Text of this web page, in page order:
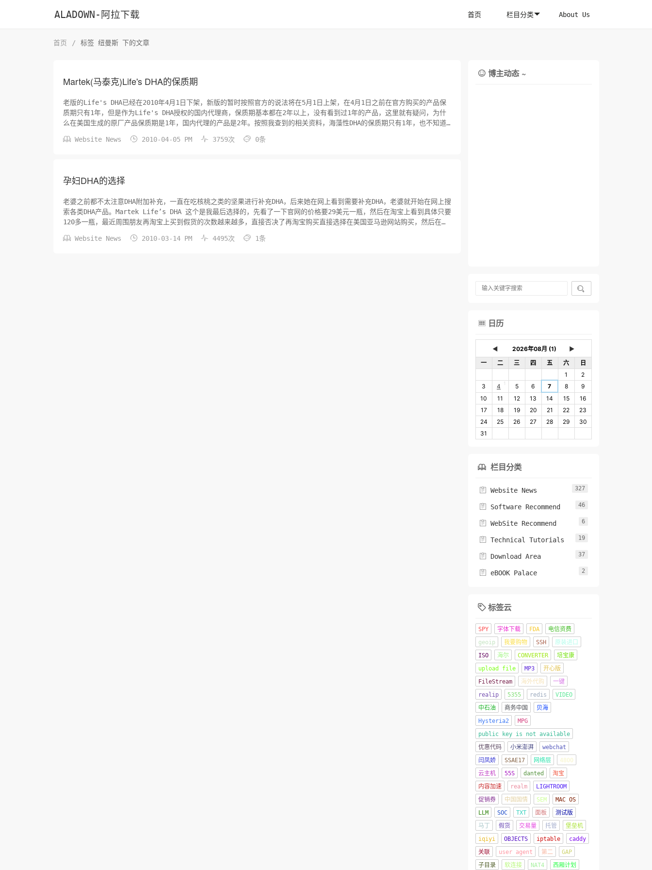
ALADOWN-阿拉下载 首页 栏目分类 About Us
首页 / 标签 纽曼斯 下的文章
Martek(马泰克)Life's DHA的保质期
老版的Life's DHA已经在2010年4月1日下架，新版的暂时按照官方的说法将在5月1日上架，在4月1日之前在官方购买的产品保
质期只有1年，但是作为Life's DHA授权的国内代理商，保质期基本都在2年以上，没有看到过1年的产品，这里就有疑问，为什
么在美国生成的原厂产品保质期是1年，国内代理的产品是2年。按照我查到的相关资料，海藻性DHA的保质期只有1年，也不知道
 Website News  2010-04-05 PM  3759次  0条
孕妇DHA的选择
老婆之前都不太注意DHA附加补充，一直在吃核桃之类的坚果进行补充DHA，后来她在网上看到需要补充DHA，老婆就开始在网上搜
索各类DHA产品。Martek Life’s DHA 这个是我最后选择的，先看了一下官网的价格要29美元一瓶，然后在淘宝上看到具体只要
120多一瓶，最近周围朋友再淘宝上买到假货的次数越来越多，直接否决了再淘宝购买直接选择在美国亚马逊网站购买，然后在快
 Website News  2010-03-14 PM  4495次  1条
 博主动态 ~

 日历
◄
►
一
二 三 四 五 六
日
1
2
3
4 1 5 6 7 8
9
10
11 12 13 14 15
16
17
18 19 20 21 22
23
24
25 26 27 28 29
30
31
 栏目分类
 Website News 327
 Software Recommend 46
 WebSite Recommend 6
 Technical Tutorials 19
 Download Area 37
 eBOOK Palace 2
 标签云
SPY 字体下载 FDA
电信资费
geoip
我要购物 SSH
原装进口
ISO
海尔 CONVERTER
培宝康
upload file
MP3
开心版
FileStream
海外代购
一键
realip
5355 redis
VIDEO
中石油
商务中国
贝海
Hysteria2
MPG
public key is not available
优惠代码
小米澎湃
webchat
闫凤娇
SSAE17 网络层
4800
云主机
55S danted
淘宝
内容加速
realm
LIGHTROOM
促销券
中国国情 SEM
MAC OS
LLM
SOC TXT 面板
测试版
马丁
假货 交易量 托管
堡垒机
iqiyi
OBJECTS iptable
caddy
关联
user agent 第二
GAP
子目录
软连接 NAT4 西厢计划